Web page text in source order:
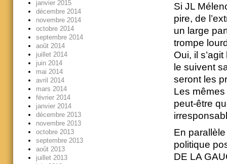
Si JL
pire, de
un large
trompe
Oui, il
le suivent
seront les
Les
peut-être
En
politique
DE LA
janvier 2015
décembre 2014
novembre 2014
octobre 2014
septembre 2014
août 2014
juillet 2014
juin 2014
mai 2014
avril 2014
mars 2014
février 2014
janvier 2014
décembre 2013
novembre 2013
octobre 2013
septembre 2013
août 2013
juillet 2013